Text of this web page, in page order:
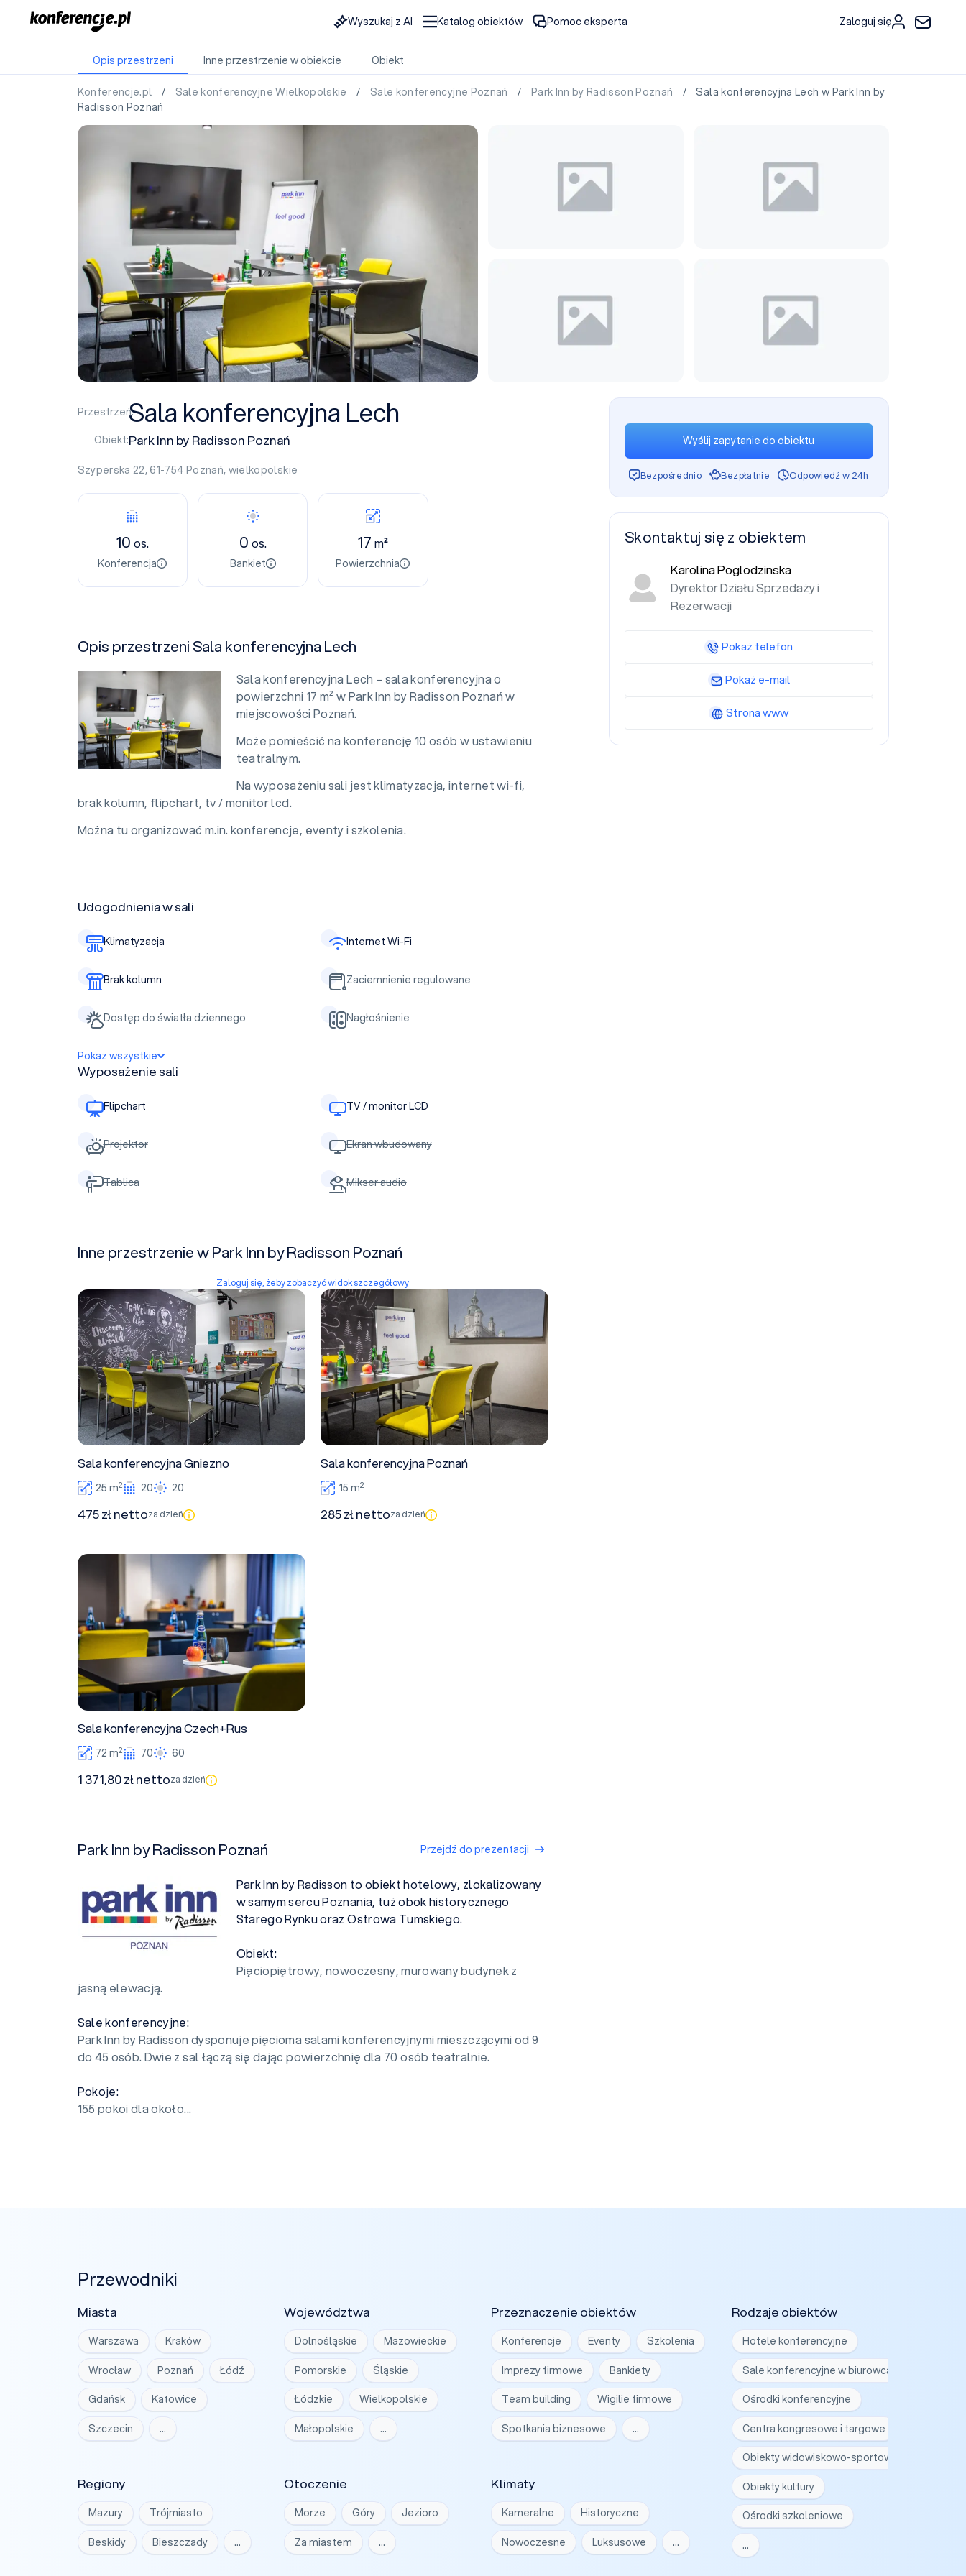
Wyszukaj z AI Katalog obiektów Pomoc eksperta Zaloguj się
Opis przestrzeni Inne przestrzenie w obiekcie Obiekt
Konferencje.pl / Sale konferencyjne Wielkopolskie / Sale konferencyjne Poznań / Park Inn by Radisson Poznań
/ Sala konferencyjna Lech w Park Inn by
Radisson Poznań
Przestrzeń:Sala konferencyjna Lech
Obiekt:Park Inn by Radisson Poznań
Szyperska 22, 61-754 Poznań, wielkopolskie
10os.
Konferencja
0 os.
Bankiet
17m²
Powierzchnia
Opis przestrzeni Sala konferencyjna Lech
Sala konferencyjna Lech – sala konferencyjna o
powierzchni 17 m² w Park Inn by Radisson Poznań w
miejscowości Poznań.
Może pomieścić na konferencję 10 osób w ustawieniu
teatralnym.
Na wyposażeniu sali jest klimatyzacja, internet wi-fi,
brak kolumn, flipchart, tv / monitor lcd.
Można tu organizować m.in. konferencje, eventy i szkolenia.
Udogodnienia w sali
Klimatyzacja Internet Wi-Fi
Brak kolumn Zaciemnienie regulowane
Dostęp do światła dziennego Nagłośnienie
Pokaż wszystkie
Wyposażenie sali
Flipchart TV / monitor LCD
Projektor Ekran wbudowany
Tablica Mikser audio
Inne przestrzenie w Park Inn by Radisson Poznań
Zaloguj się, żeby zobaczyć widok szczegółowy
Sala konferencyjna Gniezno
Sala konferencyjna Gniezno
25 m2 20 20
475 zł nettoza dzień
Sala konferencyjna Poznań
Sala konferencyjna Poznań
15 m2
285 zł nettoza dzień
Sala konferencyjna Czech+Rus
Sala konferencyjna Czech+Rus
72 m2 70 60
1 371,80 zł nettoza dzień
Park Inn by Radisson Poznań Przejdź do prezentacji
Park Inn by Radisson to obiekt hotelowy, zlokalizowany
w samym sercu Poznania, tuż obok historycznego
Starego Rynku oraz Ostrowa Tumskiego.
Obiekt:
Pięciopiętrowy, nowoczesny, murowany budynek z
jasną elewacją.
Sale konferencyjne:
Park Inn by Radisson dysponuje pięcioma salami konferencyjnymi mieszczącymi od 9
do 45 osób. Dwie z sal łączą się dając powierzchnię dla 70 osób teatralnie.
Pokoje:
155 pokoi dla około...
Wyślij zapytanie do obiektu
Bezpośrednio Bezpłatnie Odpowiedź w 24h
Skontaktuj się z obiektem
Karolina Poglodzinska
Dyrektor Działu Sprzedaży i
Rezerwacji
Pokaż telefon
Pokaż e-mail
Strona www
Przewodniki
Miasta
Warszawa Kraków
Wrocław Poznań Łódź
Gdańsk Katowice
Szczecin …
Województwa
Dolnośląskie Mazowieckie
Pomorskie Śląskie
Łódzkie Wielkopolskie
Małopolskie …
Regiony
Mazury Trójmiasto
Beskidy Bieszczady …
Otoczenie
Morze Góry Jezioro
Za miastem …
Klimaty
Kameralne Historyczne
Nowoczesne Luksusowe …
Przeznaczenie obiektów
Konferencje Eventy Szkolenia
Imprezy firmowe Bankiety
Team building Wigilie firmowe
Spotkania biznesowe …
Rodzaje obiektów
Hotele konferencyjne
Sale konferencyjne w biurowcach
Ośrodki konferencyjne
Centra kongresowe i targowe
Obiekty widowiskowo-sportowe
Obiekty kultury
Ośrodki szkoleniowe
…